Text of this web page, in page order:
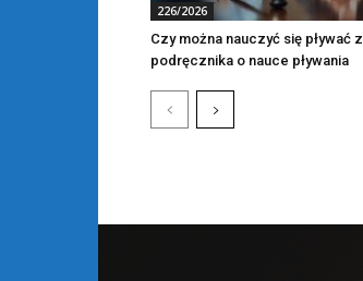
226/2026
Czy można nauczyć się pływać z
podręcznika o nauce pływania